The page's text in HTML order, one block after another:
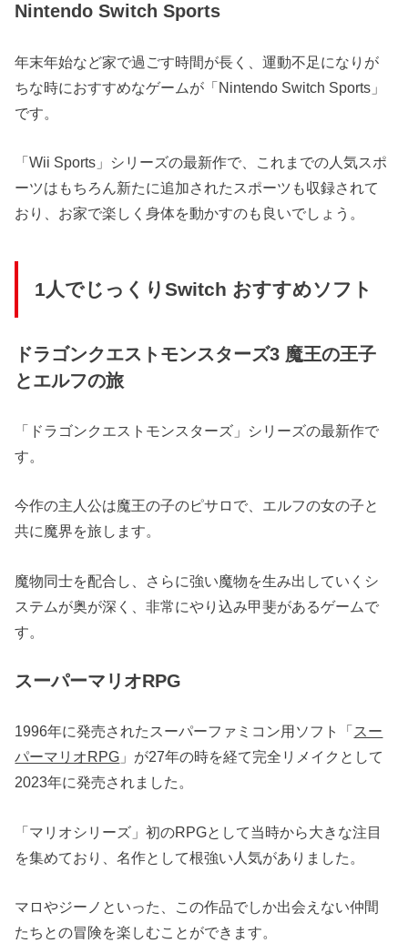
Nintendo Switch Sports
年末年始など家で過ごす時間が長く、運動不足になりが
ちな時におすすめなゲームが「Nintendo Switch Sports」
です。
「Wii Sports」シリーズの最新作で、これまでの人気スポ
ーツはもちろん新たに追加されたスポーツも収録されて
おり、お家で楽しく身体を動かすのも良いでしょう。
1人でじっくりSwitch おすすめソフト
ドラゴンクエストモンスターズ3 魔王の王子
とエルフの旅
「ドラゴンクエストモンスターズ」シリーズの最新作で
す。
今作の主人公は魔王の子のピサロで、エルフの女の子と
共に魔界を旅します。
魔物同士を配合し、さらに強い魔物を生み出していくシ
ステムが奥が深く、非常にやり込み甲斐があるゲームで
す。
スーパーマリオRPG
1996年に発売されたスーパーファミコン用ソフト「 スー
パーマリオRPG 」が27年の時を経て完全リメイクとして
2023年に発売されました。
「マリオシリーズ」初のRPGとして当時から大きな注目
を集めており、名作として根強い人気がありました。
マロやジーノといった、この作品でしか出会えない仲間
たちとの冒険を楽しむことができます。